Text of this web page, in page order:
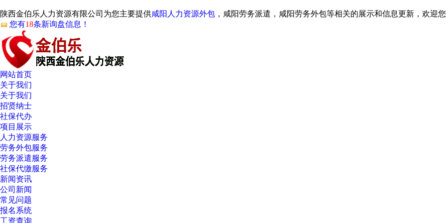
陕西金伯乐人力资源有限公司为您主要提供咸阳人力资源外包 ，咸阳劳务派遣，咸阳劳务外包等相关的展示和信息更新，欢迎
您有18条新询盘信息！
网站首页
关于我们
关于我们
招贤纳士
社保代办
项目展示
人力资源服务
劳务外包服务
劳务派遣服务
社保代缴服务
新闻资讯
公司新闻
常见问题
报名系统
工资查询